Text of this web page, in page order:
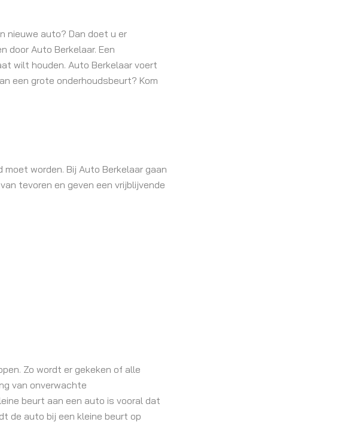
nieuwe auto? Dan doet u er
door Auto Berkelaar. Een
wilt houden. Auto Berkelaar voert
een grote onderhoudsbeurt? Kom
worden. Bij Auto Berkelaar gaan
tevoren en geven een vrijblijvende
Zo wordt er gekeken of alle
van onverwachte
beurt aan een auto is vooral dat
de auto bij een kleine beurt op